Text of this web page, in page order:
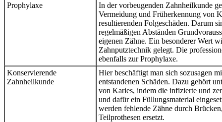
Prophylaxe
In der vorbeugenden Zahnheilkunde
Vermeidung und Früherkennung von
resultierenden Folgeschäden. Darum
regelmäßigen Abständen
eigenen Zähne. Ein besonderer Wert
Zahnputztechnik gelegt. Die
ebenfalls zur Prophylaxe.
Konservierende
Zahnheilkunde
Hier beschäftigt man sich sozusagen
entstandenen Schäden. Dazu gehört
von Karies, indem die infizierte und
und dafür ein Füllungsmaterial
werden fehlende Zähne durch
Teilprothesen ersetzt.